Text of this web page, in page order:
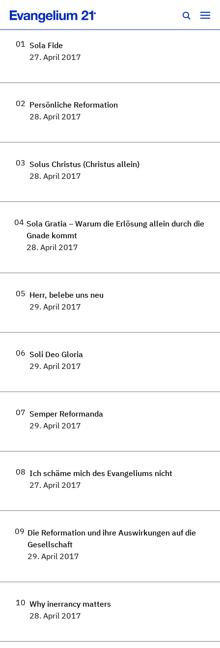
E21-Konferenz 2017
01 Sola Fide
27. April 2017
02 Persönliche Reformation
28. April 2017
03 Solus Christus (Christus allein)
28. April 2017
04 Sola Gratia – Warum die Erlösung allein durch die
Gnade kommt
28. April 2017
05 Herr, belebe uns neu
29. April 2017
06 Soli Deo Gloria
29. April 2017
07 Semper Reformanda
29. April 2017
08 Ich schäme mich des Evangeliums nicht
27. April 2017
09 Die Reformation und ihre Auswirkungen auf die
Gesellschaft
29. April 2017
10 Why inerrancy matters
28. April 2017